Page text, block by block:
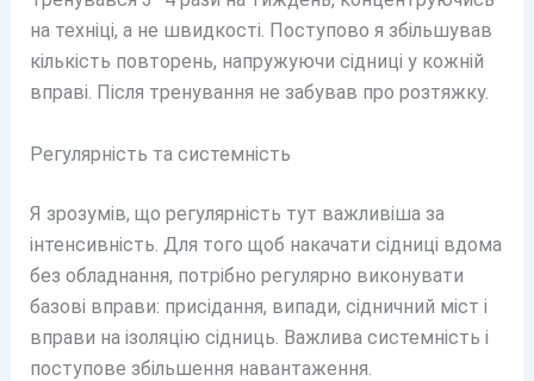
на техніці, а не швидкості. Поступово я збільшував
кількість повторень, напружуючи сідниці у кожній
вправі. Після тренування не забував про розтяжку.
Регулярність та системність
Я зрозумів, що регулярність тут важливіша за
інтенсивність. Для того щоб накачати сідниці вдома
без обладнання, потрібно регулярно виконувати
базові вправи: присідання, випади, сідничний міст і
вправи на ізоляцію сідниць. Важлива системність і
поступове збільшення навантаження.